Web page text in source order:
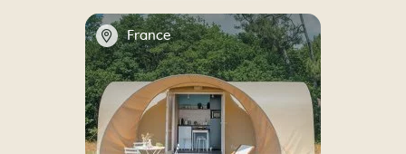
📍 France